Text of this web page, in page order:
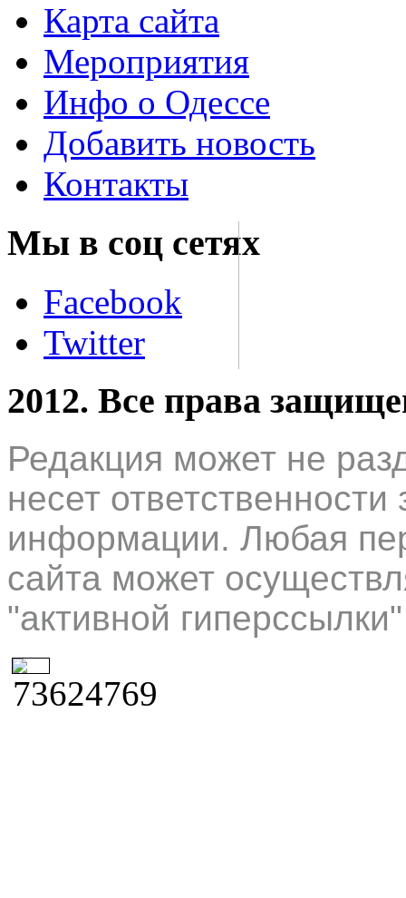
Карта сайта
Мероприятия
Инфо о Одессе
Добавить новость
Контакты
Мы в соц сетях
Facebook
Twitter
2012. Все права
Редакция может не
несет
информации. Любая
сайта может
"активной